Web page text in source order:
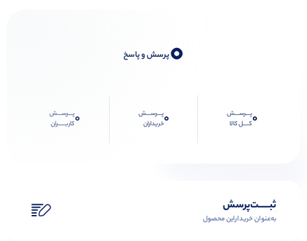
0پرسش و پاسخ
0پـــرســـش
کــــل کالا
0پـــرســـش
خریداران
0پـــرســـش
کاربـــــران
ثبـــــت‌پرسش
به‌عنوان ‌خریدار‌این‌ محصول